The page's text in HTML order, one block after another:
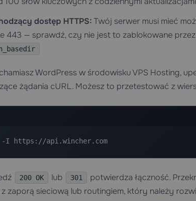
dostęp HTTPS:Twój serwer musi mieć
443 — sprawdź, czy nie jest to zablokowane
WordPress w środowiskuVPS Hosting,
żądania cURL. Możesz to przetestować z
I https://api.wincher.com
200 OK lub 301
potwierdza łączność.
zaporą sieciową lub routingiem, który należy